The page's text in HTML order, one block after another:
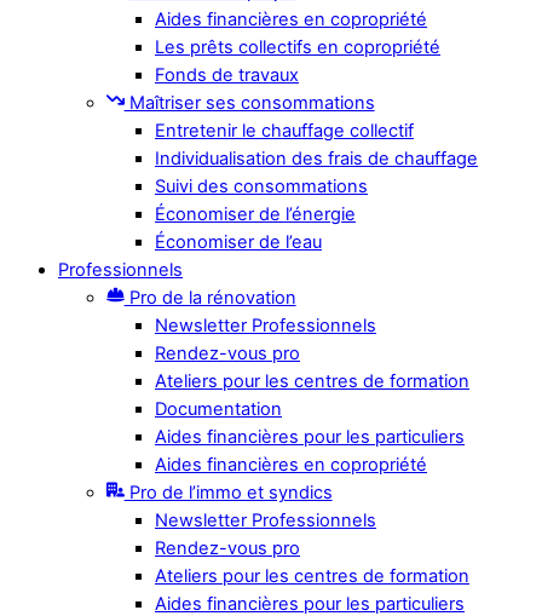
Aides financières en copropriété
Les prêts collectifs en copropriété
Fonds de travaux
Maîtriser ses consommations
Entretenir le chauffage collectif
Individualisation des frais de chauffage
Suivi des consommations
Économiser de l’énergie
Économiser de l’eau
Professionnels
Pro de la rénovation
Newsletter Professionnels
Rendez-vous pro
Ateliers pour les centres de formation
Documentation
Aides financières pour les particuliers
Aides financières en copropriété
Pro de l’immo et syndics
Newsletter Professionnels
Rendez-vous pro
Ateliers pour les centres de formation
Aides financières pour les particuliers